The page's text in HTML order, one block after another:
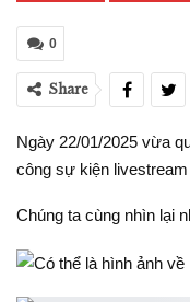
0
Share
Ngày 22/01/2025 vừa
công sự kiện livestream
Chúng ta cùng nhìn lại